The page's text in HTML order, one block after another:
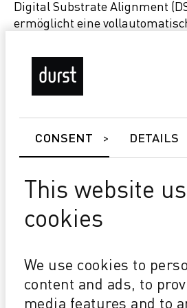
CONSENT DETAILS
This website
cookies
We use cookies to
content and ads, to
media features and to
Digital Substrate Alignment
ermöglicht eine
Eingriffe deutlich und verkürzt
Das Ergebnis ist eine
und über mehrere Schichten
Kyveris Sandbox und Open
Initiative
Mit der digitalen Ebene
Systemansatz und präsentiert
Maschinen, Aufträge,
Produktionsergebnisse werden
systemübergreifend